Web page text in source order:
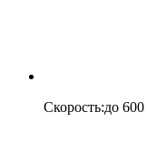
Скорость:до 600